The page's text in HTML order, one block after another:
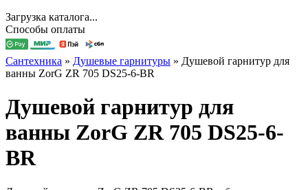
Загрузка каталога...
Способы оплаты
Сантехника » Душевые гарнитуры » Душевой гарнитур для
ванны ZorG ZR 705 DS25-6-BR
Душевой гарнитур для
ванны ZorG ZR 705 DS25-6-
BR